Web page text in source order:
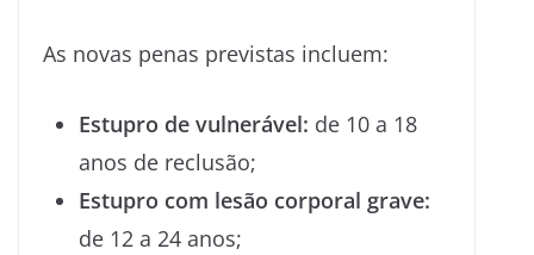
As novas penas previstas incluem:
Estupro de vulnerável: de 10 a 18
anos de reclusão;
Estupro com lesão corporal grave:
de 12 a 24 anos;